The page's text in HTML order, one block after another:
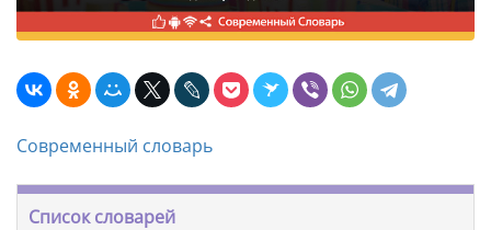
Современный словарь
Список словарей